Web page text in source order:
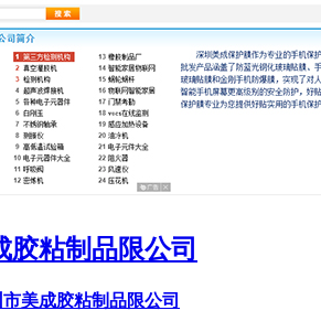
胶粘制品限公司
美成胶粘制品限公司